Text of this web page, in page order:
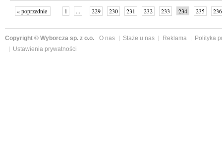
« poprzednie 1 ... 229 230 231 232 233 234 235
236
Copyright © Wyborcza sp. z o.o. O nas Staże u nas Reklama
Polityka
Ustawienia prywatności